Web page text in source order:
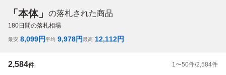
「本体」 の落札された商品
180日間の落札相場
最安 8,099円平均 9,978円最高 12,112円
2,584件 1 〜50件/2,584件